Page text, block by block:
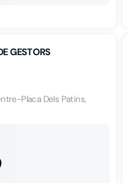
GESTORS
Placa Dels Patins,